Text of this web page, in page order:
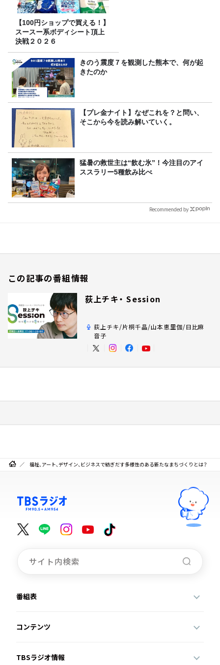
【100円ショップで買える！】
スースー系ボディシート頂上
決戦２０２６
きのう震度７を観測した熊本で、何が起
きたのか
【プレ金ナイト】なぜこれを？と問い、
そこから今を読み解いていく。
猛暑の救世主は“飲む氷”！今注目のアイ
ススラリー5種飲み比べ
Recommended by
この記事の番組情報
荻上チキ・ Session
荻上チキ/片桐千晶/山本恵里伽/日比麻
音子
福祉、アート、デザイン、ビジネスで紡ぎだす多様性のある新たなまちづくりとは？
番組表
コンテンツ
TBSラジオ情報